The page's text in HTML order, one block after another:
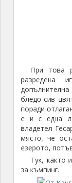
При това
разредена
бледо-сив
поради
е и с една
владетел
място, че
езерото,
Тук, както
за къмпинг.